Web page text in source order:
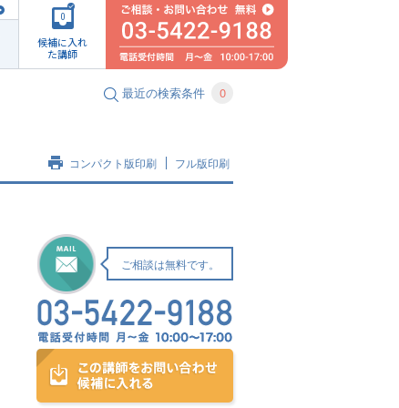
0
候補に入れ
た講師
最近の検索条件 0
コンパクト版印刷 フル版印刷
ご相談は無料です。